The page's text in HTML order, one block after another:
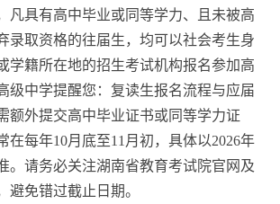
凡具有高中毕业或同等学力、且未被高
录取资格的往届生，均可以社会考生身
学籍所在地的招生考试机构报名参加高
级中学提醒您：复读生报名流程与应届
额外提交高中毕业证书或同等学力证
在每年10月底至11月初，具体以2026年
。请务必关注湖南省教育考试院官网及
避免错过截止日期。